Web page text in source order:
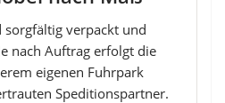
verpackt und
nach Auftrag erfolgt die
eigenen Fuhrpark
Speditionspartner.